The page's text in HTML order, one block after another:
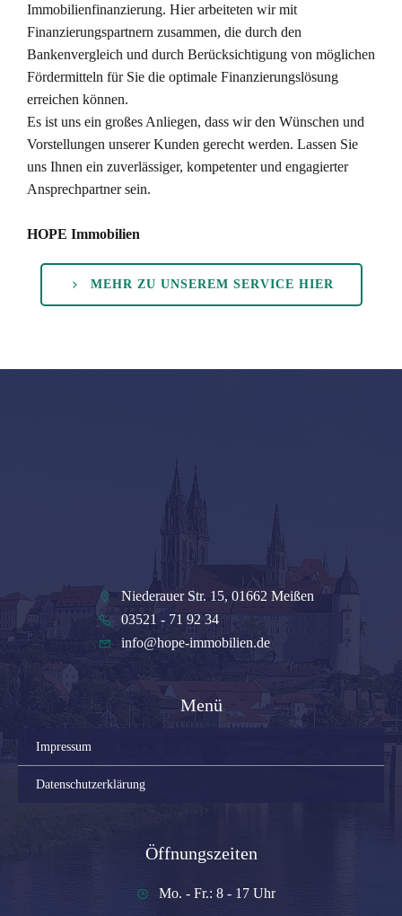
Immobilienfinanzierung. Hier arbeiteten wir mit
Finanzierungspartnern zusammen, die durch den
Bankenvergleich und durch Berücksichtigung von möglichen
Fördermitteln für Sie die optimale Finanzierungslösung
erreichen können.
Es ist uns ein großes Anliegen, dass wir den Wünschen und
Vorstellungen unserer Kunden gerecht werden. Lassen Sie
uns Ihnen ein zuverlässiger, kompetenter und engagierter
Ansprechpartner sein.
HOPE Immobilien
MEHR ZU UNSEREM SERVICE HIER
Niederauer Str. 15, 01662 Meißen
03521 - 71 92 34
info@hope-immobilien.de
Menü
Impressum
Datenschutzerklärung
Öffnungszeiten
Mo. - Fr.: 8 - 17 Uhr